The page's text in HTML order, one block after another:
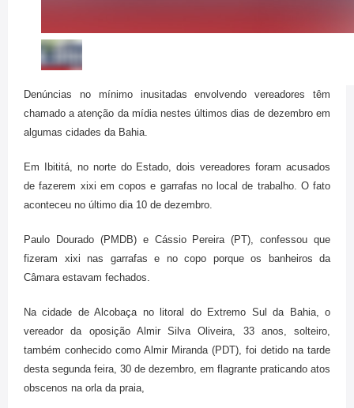
Denúncias no mínimo inusitadas envolvendo vereadores têm
chamado a atenção da mídia nestes últimos dias de dezembro em
algumas cidades da Bahia.
Em Ibititá, no norte do Estado, dois vereadores foram acusados
de fazerem xixi em copos e garrafas no local de trabalho. O fato
aconteceu no último dia 10 de dezembro.
Paulo Dourado (PMDB) e Cássio Pereira (PT), confessou que
fizeram xixi nas garrafas e no copo porque os banheiros da
Câmara estavam fechados.
Na cidade de Alcobaça no litoral do Extremo Sul da Bahia, o
vereador da oposição Almir Silva Oliveira, 33 anos, solteiro,
também conhecido como Almir Miranda (PDT), foi detido na tarde
desta segunda feira, 30 de dezembro, em flagrante praticando atos
obscenos na orla da praia,